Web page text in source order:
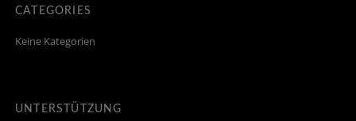
CATEGORIES
Keine Kategorien
UNTERSTÜTZUNG